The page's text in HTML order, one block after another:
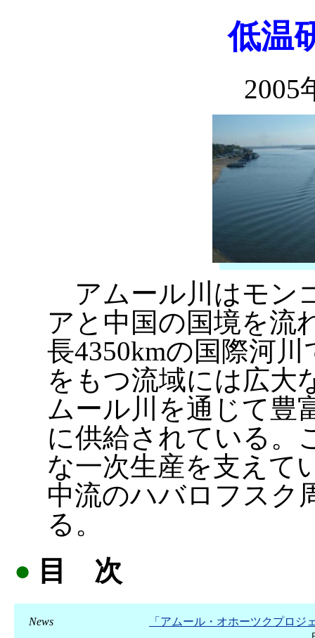
低温
2005
アムール川はモン
アと中国の国境を流
長4350kmの国際河
をもつ流域には広大
ムール川を通じて豊
に供給されている。
な一次生産を支えて
中流のハバロフスク
る。
● 目 次
News
「アムール・オホーツクプロジ